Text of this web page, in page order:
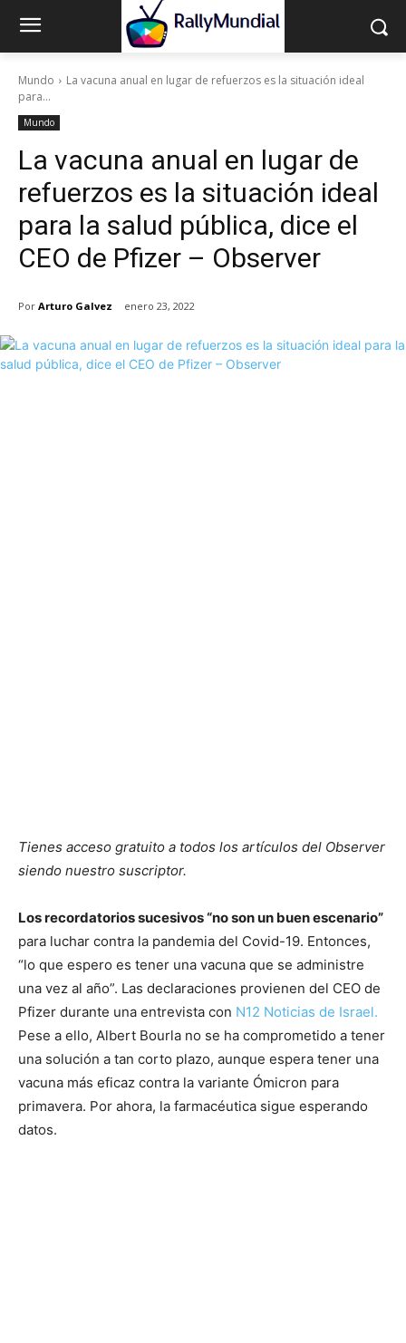
Mundo
La vacuna anual en lugar de refuerzos es la situación ideal
para...
Mundo
La vacuna anual en lugar de
refuerzos es la situación ideal
para la salud pública, dice el
CEO de Pfizer – Observer
Por Arturo Galvez enero 23, 2022
Tienes acceso gratuito a todos los artículos del Observer
siendo nuestro suscriptor.
Los recordatorios sucesivos “no son un buen escenario”
para luchar contra la pandemia del Covid-19. Entonces,
“lo que espero es tener una vacuna que se administre
una vez al año”. Las declaraciones provienen del CEO de
Pfizer durante una entrevista con N12 Noticias de Israel.
Pese a ello, Albert Bourla no se ha comprometido a tener
una solución a tan corto plazo, aunque espera tener una
vacuna más eficaz contra la variante Ómicron para
primavera. Por ahora, la farmacéutica sigue esperando
datos.